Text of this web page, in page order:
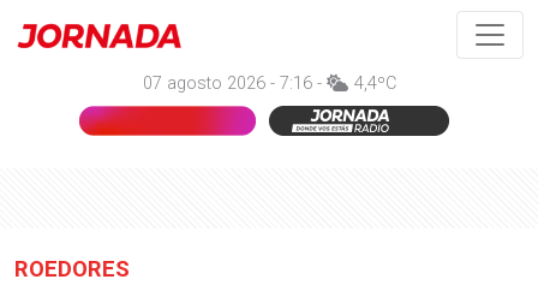
07 agosto 2026 - 7:16 - 4,4ºC
ROEDORES